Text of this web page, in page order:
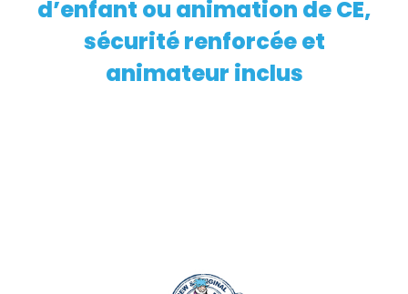
d’enfant ou animation de CE,
sécurité renforcée et
animateur inclus